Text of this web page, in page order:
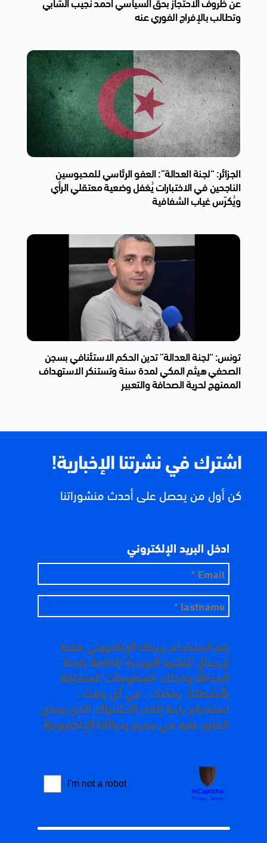
وتطالب بالإفراج الفوري عنه
الجزائر: “لجنة العدالة”: العفو الرئاسي للمحبوسين
الناجحين في الاختبارات يُغفل وضعية معتقلي الرأي
ويُكرّس غياب الشفافية
تونس: “لجنة العدالة” تدين الحكم الاستئنافي بسجن
الصحفي هيثم المكي لمدة سنة وتستنكر الاستهداف
الممنهج لحرية الصحافة والتعبير
اشترك في نشرتنا الإخبارية!
كن أول من يحصل على أحدث منشوراتنا
ادخل البريد الإلكتروني
يتم استخدام بريدك الإلكتروني فقط
لإرسال النشرة البريدية الخاصة بلجنة
العدالة وكذلك المعلومات المتعلقة
بأنشطتنا. يمكنك ، في أي وقت ،
استخدام رابط إلغاء الاشتراك الذي يمكن
العثور عليه في جميع رسائلنا الإلكترونية.